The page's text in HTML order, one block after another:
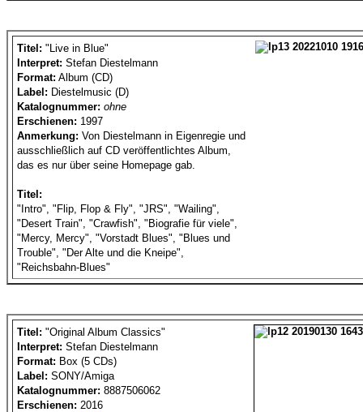
Titel: "Live in Blue"
Interpret: Stefan Diestelmann
Format: Album (CD)
Label: Diestelmusic (D)
Katalognummer: ohne
Erschienen: 1997
Anmerkung: Von Diestelmann in Eigenregie und
ausschließlich auf CD veröffentlichtes Album,
das es nur über seine Homepage gab.
Titel:
"Intro", "Flip, Flop & Fly", "JRS", "Wailing",
"Desert Train", "Crawfish", "Biografie für viele",
"Mercy, Mercy", "Vorstadt Blues", "Blues und
Trouble", "Der Alte und die Kneipe",
"Reichsbahn-Blues"
Titel: "Original Album Classics"
Interpret: Stefan Diestelmann
Format: Box (5 CDs)
Label: SONY/Amiga
Katalognummer: 8887506062
Erschienen: 2016